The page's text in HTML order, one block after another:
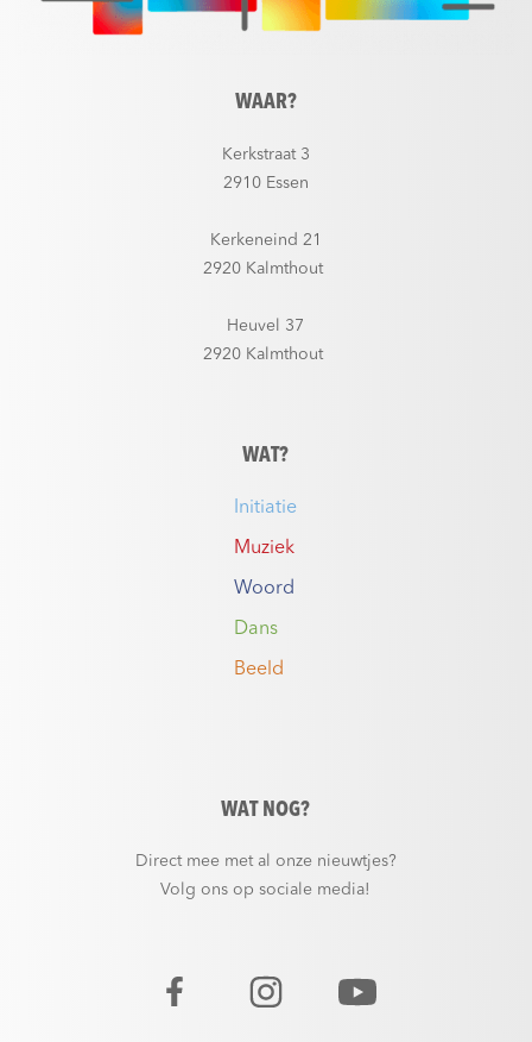
WAAR?
Kerkstraat 3
2910 Essen
Kerkeneind 21
2920 Kalmthout
Heuvel 37
2920 Kalmthout
WAT?
Initiatie
Muziek
Woord
Dans
Beeld
WAT NOG?
Direct mee met al onze nieuwtjes?
Volg ons op sociale media!